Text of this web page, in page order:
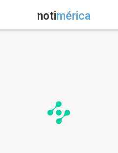
notimérica